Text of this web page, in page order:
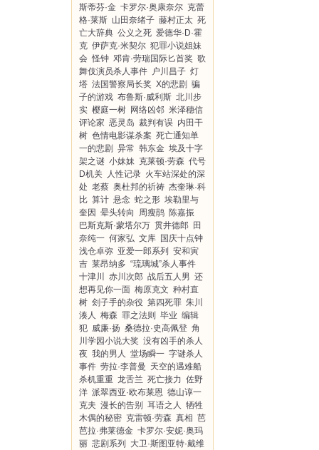
斯蒂芬·金 卡罗尔·奥康奈尔 克蕾
格·莱斯 山田奈绪子 藤村正太 死
亡大辞典 公义之死 爱德华·D·霍
克 伊萨克·米契尔 犯罪小说姐妹
会 怪钟 邓肯·劳瑞国际匕首奖 歌
舞伎演员杀人事件 户川昌子 灯
塔 法国警察局长奖 X的悲剧 骗
子的游戏 布鲁斯·威利斯 北川步
实 樱庭一树 网络凶邻 米泽穗信
评论家 恶灵岛 裁判有误 内田干
树 色情电影谋杀案 死亡通知单
一的悲剧 异常 韩东金 埃及十字
架之谜 小妹妹 克莱顿·劳森 代号
D机关 人性记录 火车站深处的深
处 老蔡 奥杜邦的祈祷 杰奎琳·科
比 算计 悬念 蛇之形 埃勒里与
奎因 晕头转向 周瘦鹃 陈嘉振
巴斯克斯·蒙塔尔万 贯井德郎 田
奈纯一 何家弘 文库 国庆十点钟
浅仓卓弥 亚爱一郎系列
安和寅
吉 莱昂纳多 “琉璃城”杀人事件
十津川
赤川次郎 战后五人男 还
想再见你一面 梅原克文 种村直
树 刽子手的杂役 第四死罪 朱川
湊人 梅森 罪之法则 毕业 编辑
犯 威廉·扬 桑德拉·史高佩登 角
川学园小说大奖 没有凶手的杀人
夜 我的男人 堂场瞬一 字谜杀人
事件 劳拉·李普曼 天空的遇难船
杀机重重 龙舌兰 死亡接力 佐野
洋 派翠西亚·欧布莱恩 德山谆一
克夫 漫长的告别 耳语之人 牺牲
木偶的秘密 克雷顿·劳森 真相 芭
芭拉·弗莱德金 卡罗尔·安妮·奥玛
丽 悲剧系列 大卫·斯图亚特·戴维